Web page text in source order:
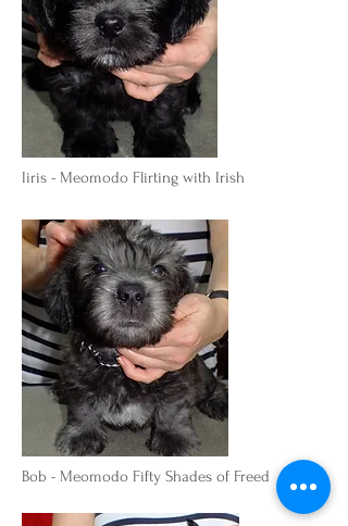
Iiris - Meomodo Flirting with Irish
Bob - Meomodo Fifty Shades of Freed